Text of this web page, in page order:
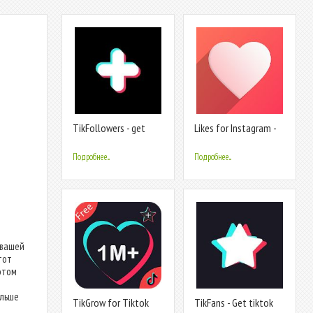
TikFollowers - get
tiktok likes
Подробнее...
Likes for Instagram -
Подробнее...
TikGrow for Tiktok
TikFans - Get tiktok